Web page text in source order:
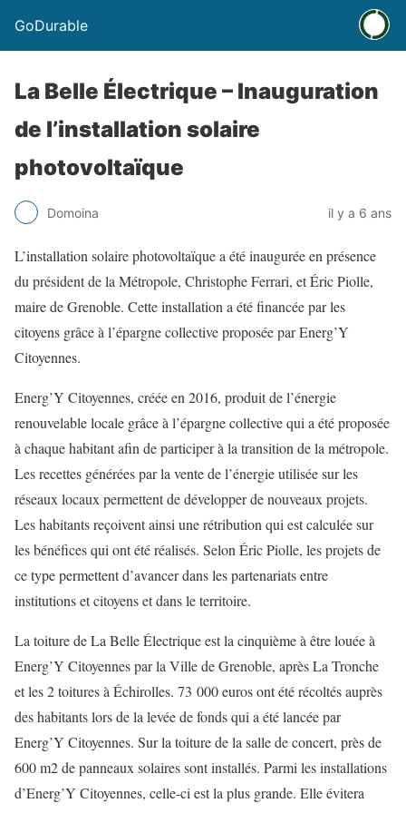
GoDurable
La Belle Électrique – Inauguration
de l’installation solaire
photovoltaïque
Domoina il y a 6 ans
L’installation solaire photovoltaïque a été inaugurée en présence
du président de la Métropole, Christophe Ferrari, et Éric Piolle,
maire de Grenoble. Cette installation a été financée par les
citoyens grâce à l’épargne collective proposée par Energ’Y
Citoyennes.
Energ’Y Citoyennes, créée en 2016, produit de l’énergie
renouvelable locale grâce à l’épargne collective qui a été proposée
à chaque habitant afin de participer à la transition de la métropole.
Les recettes générées par la vente de l’énergie utilisée sur les
réseaux locaux permettent de développer de nouveaux projets.
Les habitants reçoivent ainsi une rétribution qui est calculée sur
les bénéfices qui ont été réalisés. Selon Éric Piolle, les projets de
ce type permettent d’avancer dans les partenariats entre
institutions et citoyens et dans le territoire.
La toiture de La Belle Électrique est la cinquième à être louée à
Energ’Y Citoyennes par la Ville de Grenoble, après La Tronche
et les 2 toitures à Échirolles. 73 000 euros ont été récoltés auprès
des habitants lors de la levée de fonds qui a été lancée par
Energ’Y Citoyennes. Sur la toiture de la salle de concert, près de
600 m2 de panneaux solaires sont installés. Parmi les installations
d’Energ’Y Citoyennes, celle-ci est la plus grande. Elle évitera